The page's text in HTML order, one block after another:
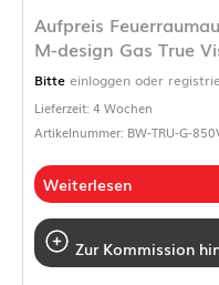
Aufpreis
M-design Gas True
Bitte einloggen oder
Lieferzeit: 4 Wochen
Artikelnummer: BW-TRU-G-
Weiterlesen
Zur Kommission